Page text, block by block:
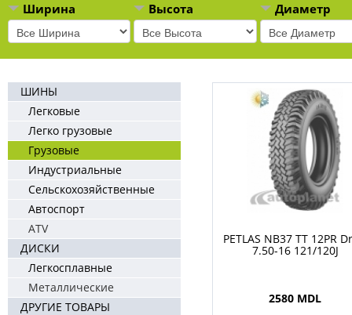
Ширина Высота Диаметр
ШИНЫ
Легковые
Легко грузовые
Грузовые
Индустриальные
Сельскохозяйственные
Автоспорт
ATV
ДИСКИ
Легкосплавные
Металлические
ДРУГИЕ ТОВАРЫ
PETLAS NB37 TT 12PR
7.50-16 121/120J
2580 MDL